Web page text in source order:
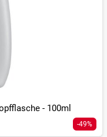
- 100ml
-49%